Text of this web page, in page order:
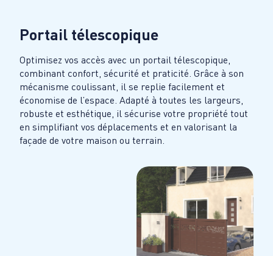
Portail télescopique
Optimisez vos accès avec un portail télescopique,
combinant confort, sécurité et praticité. Grâce à son
mécanisme coulissant, il se replie facilement et
économise de l’espace. Adapté à toutes les largeurs,
robuste et esthétique, il sécurise votre propriété tout
en simplifiant vos déplacements et en valorisant la
façade de votre maison ou terrain.